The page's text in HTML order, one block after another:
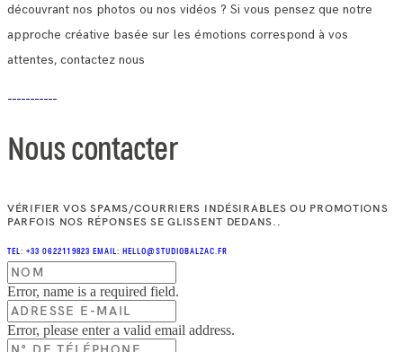
découvrant nos photos ou nos vidéos ? Si vous pensez que notre
approche créative basée sur les émotions correspond à vos
attentes, contactez nous
Nous contacter
VÉRIFIER VOS SPAMS/COURRIERS INDÉSIRABLES OU PROMOTIONS
PARFOIS NOS RÉPONSES SE GLISSENT DEDANS..
TEL: +33 0622119823 EMAIL: HELLO@STUDIOBALZAC.FR
Error, name is a required field.
Error, please enter a valid email address.